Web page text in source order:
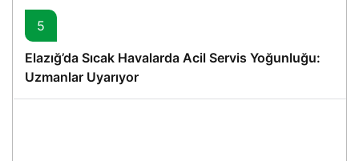
5
Elazığ’da Sıcak Havalarda Acil Servis Yoğunluğu:
Uzmanlar Uyarıyor